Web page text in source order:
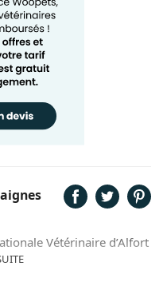
Vétérinaire d’Alfort
également Assistante